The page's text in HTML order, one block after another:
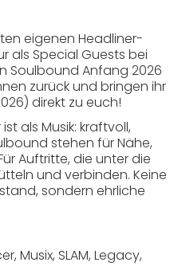
eigenen Headliner-
als Special Guests bei
Soulbound Anfang 2026
zurück und bringen ihr
direkt zu euch!
als Musik: kraftvoll,
stehen für Nähe,
Auftritte, die unter die
und verbinden. Keine
sondern ehrliche
Musix, SLAM, Legacy,